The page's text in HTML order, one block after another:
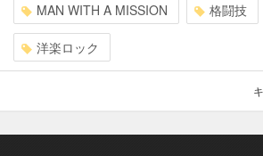
MAN WITH A MISSION 格闘技
洋楽ロック